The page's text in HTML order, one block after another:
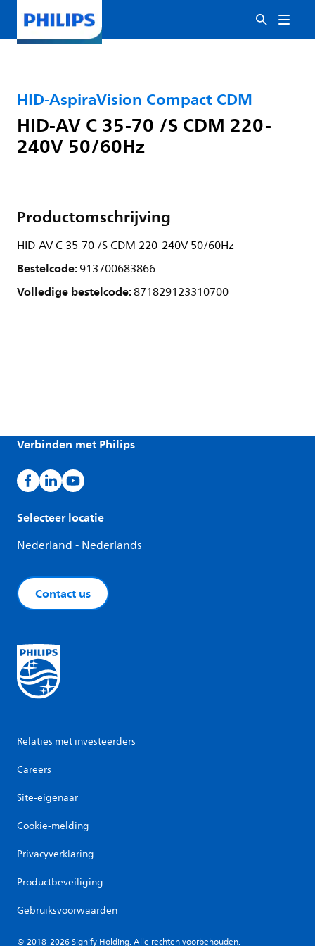
HID-AspiraVision Compact CDM
HID-AV C 35-70 /S CDM 220-
240V 50/60Hz
Productomschrijving
HID-AV C 35-70 /S CDM 220-240V 50/60Hz
Bestelcode:913700683866
Volledige bestelcode:871829123310700
Verbinden met Philips
Selecteer locatie
Nederland - Nederlands
Contact us
Relaties met investeerders
Careers
Site-eigenaar
Cookie-melding
Privacyverklaring
Productbeveiliging
Gebruiksvoorwaarden
© 2018-2026 Signify Holding. Alle rechten voorbehouden.